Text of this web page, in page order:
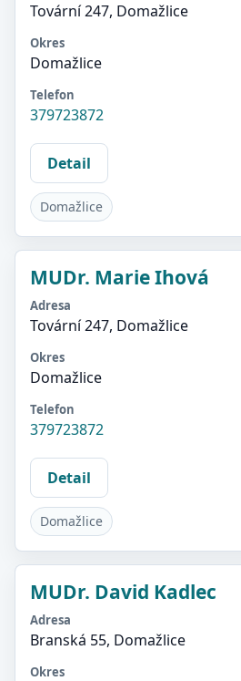
Tovární 247, Domažlice
Okres
Domažlice
Telefon
379723872
Detail
Domažlice
MUDr. Marie Ihová
Adresa
Tovární 247, Domažlice
Okres
Domažlice
Telefon
379723872
Detail
Domažlice
MUDr. David Kadlec
Adresa
Branská 55, Domažlice
Okres